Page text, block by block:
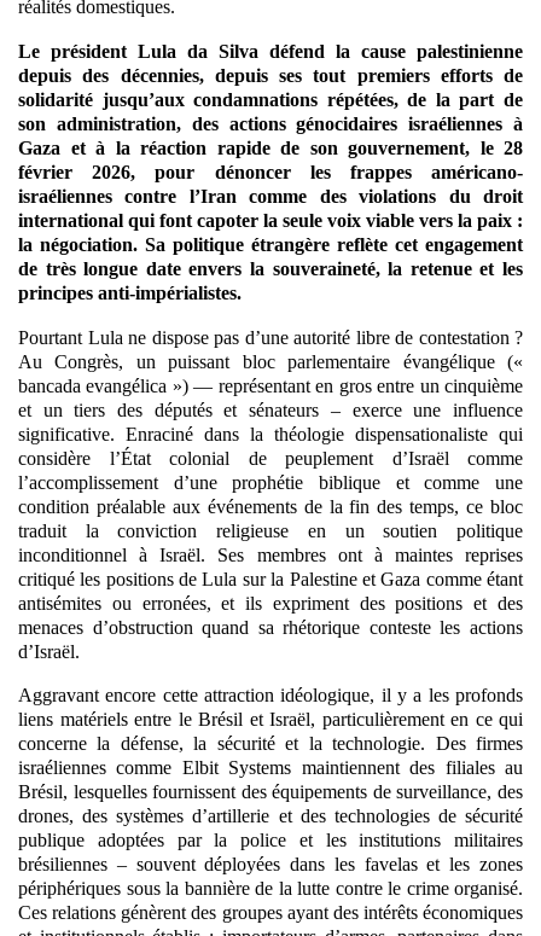
réalités domestiques.
Le président Lula da Silva défend la cause palestinienne
depuis des décennies, depuis ses tout premiers efforts de
solidarité jusqu’aux condamnations répétées, de la part de
son administration, des actions génocidaires israéliennes à
Gaza et à la réaction rapide de son gouvernement, le 28
février 2026, pour dénoncer les frappes américano-
israéliennes contre l’Iran comme des violations du droit
international qui font capoter la seule voix viable vers la paix :
la négociation. Sa politique étrangère reflète cet engagement
de très longue date envers la souveraineté, la retenue et les
principes anti-impérialistes.
Pourtant Lula ne dispose pas d’une autorité libre de contestation ?
Au Congrès, un puissant bloc parlementaire évangélique («
bancada evangélica ») — représentant en gros entre un cinquième
et un tiers des députés et sénateurs – exerce une influence
significative. Enraciné dans la théologie dispensationaliste qui
considère l’État colonial de peuplement d’Israël comme
l’accomplissement d’une prophétie biblique et comme une
condition préalable aux événements de la fin des temps, ce bloc
traduit la conviction religieuse en un soutien politique
inconditionnel à Israël. Ses membres ont à maintes reprises
critiqué les positions de Lula sur la Palestine et Gaza comme étant
antisémites ou erronées, et ils expriment des positions et des
menaces d’obstruction quand sa rhétorique conteste les actions
d’Israël.
Aggravant encore cette attraction idéologique, il y a les profonds
liens matériels entre le Brésil et Israël, particulièrement en ce qui
concerne la défense, la sécurité et la technologie. Des firmes
israéliennes comme Elbit Systems maintiennent des filiales au
Brésil, lesquelles fournissent des équipements de surveillance, des
drones, des systèmes d’artillerie et des technologies de sécurité
publique adoptées par la police et les institutions militaires
brésiliennes – souvent déployées dans les favelas et les zones
périphériques sous la bannière de la lutte contre le crime organisé.
Ces relations génèrent des groupes ayant des intérêts économiques